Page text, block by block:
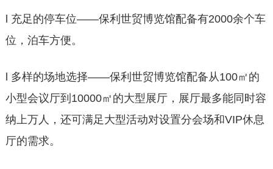
l 充足的停车位——保利世贸博览馆配备有2000余个车
位，泊车方便。
l 多样的场地选择——保利世贸博览馆配备从100㎡的
小型会议厅到10000㎡的大型展厅，展厅最多能同时容
纳上万人，还可满足大型活动对设置分会场和VIP休息
厅的需求。